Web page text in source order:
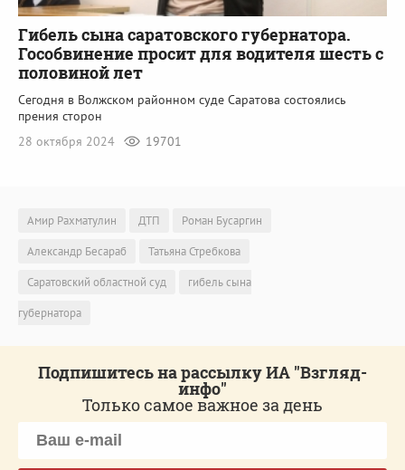
Гибель сына саратовского губернатора.
Гособвинение просит для водителя шесть с
половиной лет
Сегодня в Волжском районном суде Саратова состоялись
прения сторон
28 октября 2024
19701
Амир Рахматулин ДТП
Роман Бусаргин
Александр Бесараб
Татьяна Стребкова
Саратовский областной суд
гибель сына
губернатора
Подпишитесь на рассылку ИА "Взгляд-
инфо"
Только самое важное за день